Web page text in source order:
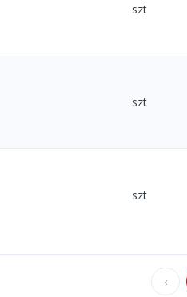
szt
szt
szt
‹